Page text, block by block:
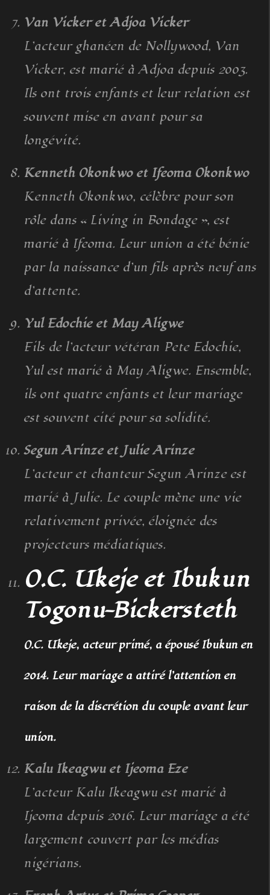
Van Vicker et Adjoa Vicker
L’acteur ghanéen de Nollywood, Van
Vicker, est marié à Adjoa depuis 2003.
Ils ont trois enfants et leur relation est
souvent mise en avant pour sa
longévité.
Kenneth Okonkwo et Ifeoma Okonkwo
Kenneth Okonkwo, célèbre pour son
rôle dans « Living in Bondage », est
marié à Ifeoma. Leur union a été bénie
par la naissance d’un fils après neuf ans
d’attente.
Yul Edochie et May Aligwe
Fils de l’acteur vétéran Pete Edochie,
Yul est marié à May Aligwe. Ensemble,
ils ont quatre enfants et leur mariage
est souvent cité pour sa solidité.
Segun Arinze et Julie Arinze
L’acteur et chanteur Segun Arinze est
marié à Julie. Le couple mène une vie
relativement privée, éloignée des
projecteurs médiatiques.
O.C. Ukeje et Ibukun
Togonu-Bickersteth
O.C. Ukeje, acteur primé, a épousé Ibukun en
2014. Leur mariage a attiré l’attention en
raison de la discrétion du couple avant leur
union.
Kalu Ikeagwu et Ijeoma Eze
L’acteur Kalu Ikeagwu est marié à
Ijeoma depuis 2016. Leur mariage a été
largement couvert par les médias
nigérians.